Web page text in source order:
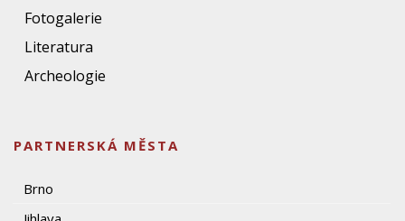
Fotogalerie
Literatura
Archeologie
PARTNERSKÁ MĚSTA
Brno